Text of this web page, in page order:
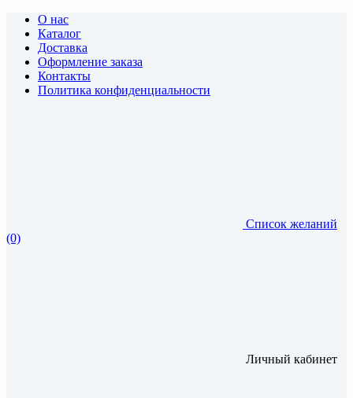
О нас
Каталог
Доставка
Оформление заказа
Контакты
Политика конфиденциальности
Список желаний
(0)
Личный кабинет